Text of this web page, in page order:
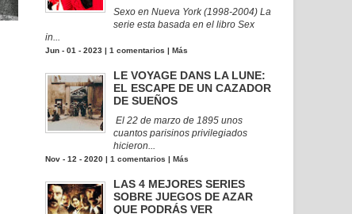
Sexo en Nueva York (1998-2004) La
serie esta basada en el libro Sex
in...
Jun - 01 - 2023 | 1 comentarios | Más
LE VOYAGE DANS LA LUNE:
EL ESCAPE DE UN CAZADOR
DE SUEÑOS
El 22 de marzo de 1895 unos
cuantos parisinos privilegiados
hicieron...
Nov - 12 - 2020 | 1 comentarios | Más
LAS 4 MEJORES SERIES
SOBRE JUEGOS DE AZAR
QUE PODRÁS VER